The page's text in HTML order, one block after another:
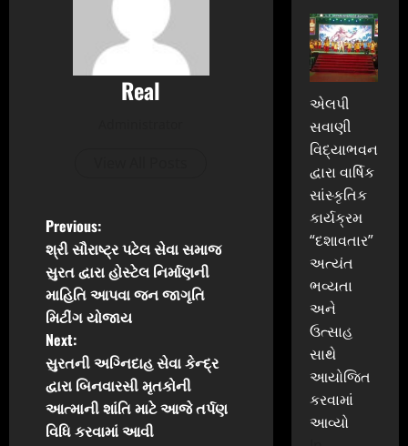
Real
P
o
s
t
n
a
Previous:
શ્રી સૌરાષ્ટ્ર પટેલ સેવા સમાજ
સુરત દ્વારા હોસ્ટેલ નિર્માણની
માહિતિ આપવા જન જાગૃતિ
મિટીંગ યોજાય
Next:
સુરતની અગ્નિદાહ સેવા કેન્દ્ર
દ્વારા બિનવારસી મૃતકોની
આત્માની શાંતિ માટે આજે તર્પણ
વિધિ કરવામાં આવી
એલપી
સવાણી
વિદ્યાભવન
દ્વારા વાર્ષિક
સાંસ્કૃતિક
કાર્યક્રમ
“દશાવતાર”
અત્યંત
ભવ્યતા
અને
ઉત્સાહ
સાથે
આયોજિત
કરવામાં
આવ્યો